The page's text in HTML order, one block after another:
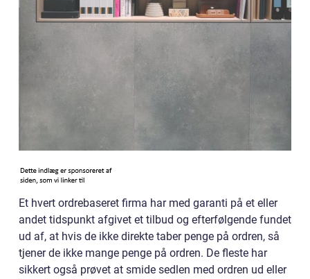
Et hvert ordrebaseret firma har med garanti på et eller
andet tidspunkt afgivet et tilbud og efterfølgende fundet
ud af, at hvis de ikke direkte taber penge på ordren, så
tjener de ikke mange penge på ordren. De fleste har
sikkert også prøvet at smide sedlen med ordren ud eller